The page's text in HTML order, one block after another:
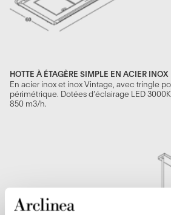
HOTTE À ÉTAGÈRE SIMPLE EN ACIER INOX
En acier inox et inox Vintage, avec tringle
périmétrique. Dotées d’éclairage LED
850 m3/h.